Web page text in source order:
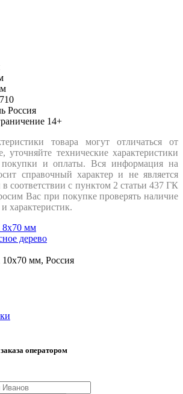
Россия
14+
товара могут отличаться от
уточняйте технические характеристики
и оплаты. Вся информация на
справочный характер и не является
соответствии с пунктом 2 статьи 437 ГК
Вас при покупке проверять наличие
характеристик.
8x70 мм
дерево
10x70 мм, Россия
оператором